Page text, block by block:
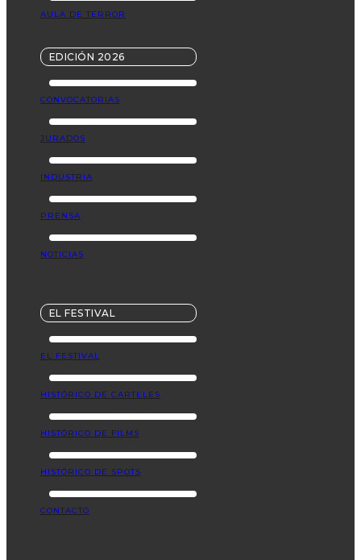
AULA DE TERROR
EDICIÓN 2026
CONVOCATORIAS
JURADOS
INDUSTRIA
PRENSA
NOTICIAS
EL FESTIVAL
EL FESTIVAL
HISTÓRICO DE CARTELES
HISTÓRICO DE FILMS
HISTÓRICO DE SPOTS
CONTACTO